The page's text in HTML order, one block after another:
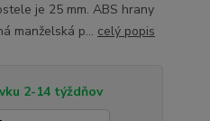
je 25 mm. ABS hrany
manželská p... celý popis
2-14 týždňov